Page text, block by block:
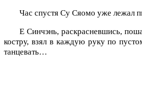
Час спустя Су Сяомо уже лежал
Е Синчэнь, раскрасневшись,
костру, взял в каждую руку по
танцевать…